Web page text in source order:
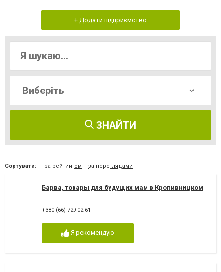
+ Додати підприємство
ЗНАЙТИ
Сортувати: за рейтингом за переглядами
Барва, товары для будущих мам в Кропивницком
+380 (66) 729-02-61
Я рекомендую